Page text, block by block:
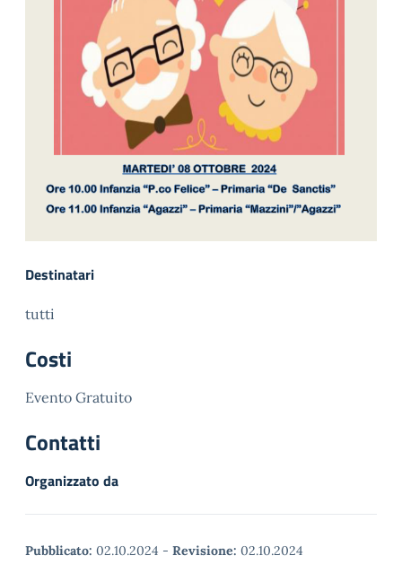
Destinatari
tutti
Costi
Evento Gratuito
Contatti
Organizzato da
Pubblicato: 02.10.2024 - Revisione: 02.10.2024